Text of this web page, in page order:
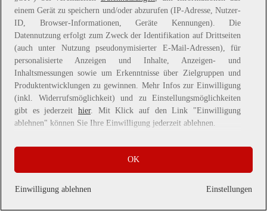
einem Gerät zu speichern und/oder abzurufen (IP-Adresse, Nutzer-
ID, Browser-Informationen, Geräte Kennungen). Die
Datennutzung erfolgt zum Zweck der Identifikation auf Drittseiten
(auch unter Nutzung pseudonymisierter E-Mail-Adressen), für
personalisierte Anzeigen und Inhalte, Anzeigen- und
Inhaltsmessungen sowie um Erkenntnisse über Zielgruppen und
Produktentwicklungen zu gewinnen. Mehr Infos zur Einwilligung
(inkl. Widerrufsmöglichkeit) und zu Einstellungsmöglichkeiten
gibt es jederzeit hier. Mit Klick auf den Link "Einwilligung
ablehnen" können Sie Ihre Einwilligung jederzeit ablehnen.
Sie können Ihre Einwilligung auch jederzeit grundlos mit Wirkung
für die Zukunft widerrufen, indem Sie z. B. auf den Button
"Cookie-Einstellungen" im Footer der Website und "Alle
ablehnen" klicken.
Einstellungen
Einwilligung ablehnen
OK